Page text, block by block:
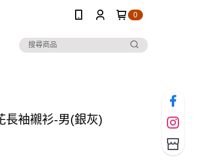
0
長袖襯衫-男(銀灰)